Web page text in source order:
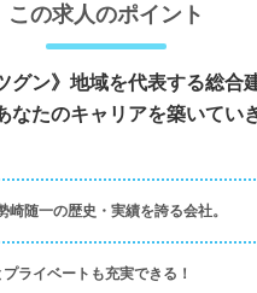
この求人のポイント
グン》地域を代表する総合
なたのキャリアを築いてい
随一の歴史・実績を誇る会社。
ライベートも充実できる！